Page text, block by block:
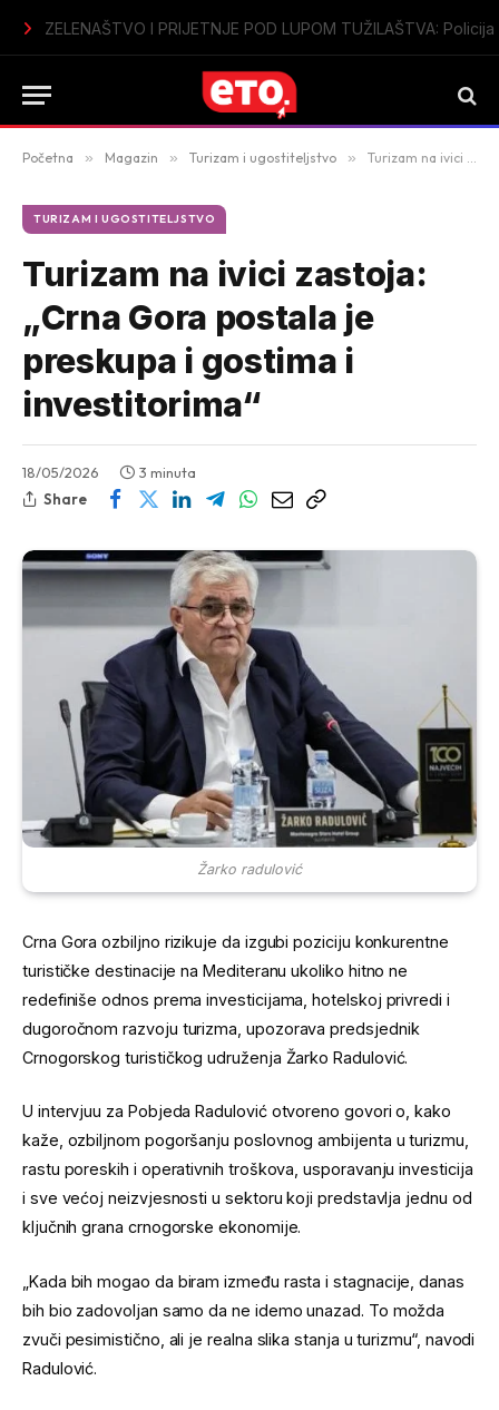
Sutomore u špicu sezone bez vode: Mještani i turisti
Početna » Magazin » Turizam i ugostiteljstvo » Turizam na ivici zastoja: „Crna Gora postala je preskupa i gostima i investitorima“
TURIZAM I UGOSTITELJSTVO
Turizam na ivici zastoja:
„Crna Gora postala je
preskupa i gostima i
investitorima“
18/05/2026
3 minuta
Share
Žarko radulović
Crna Gora ozbiljno rizikuje da izgubi poziciju konkurentne
turističke destinacije na Mediteranu ukoliko hitno ne
redefiniše odnos prema investicijama, hotelskoj privredi i
dugoročnom razvoju turizma, upozorava predsjednik
Crnogorskog turističkog udruženja Žarko Radulović.
U intervjuu za Pobjeda Radulović otvoreno govori o, kako
kaže, ozbiljnom pogoršanju poslovnog ambijenta u turizmu,
rastu poreskih i operativnih troškova, usporavanju investicija
i sve većoj neizvjesnosti u sektoru koji predstavlja jednu od
ključnih grana crnogorske ekonomije.
„Kada bih mogao da biram između rasta i stagnacije, danas
bih bio zadovoljan samo da ne idemo unazad. To možda
zvuči pesimistično, ali je realna slika stanja u turizmu“, navodi
Radulović.